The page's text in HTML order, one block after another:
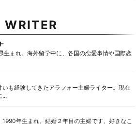
WRITER
生まれ。海外留学中に、各国の恋愛事情や国際恋
いも経験してきたアラフォー主婦ライター。現在
...
1990年生まれ。結婚２年目の主婦です。好きなこ